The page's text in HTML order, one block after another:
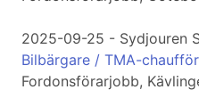
2025-09-25 - Sydjouren
Bilbärgare / TMA-
Fordonsförarjobb,